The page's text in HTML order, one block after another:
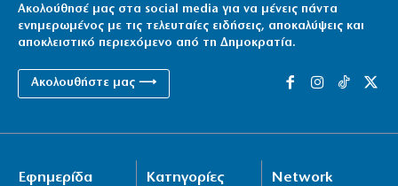
Ακολούθησέ μας στα social media για να μένεις πάντα
ενημερωμένος με τις τελευταίες ειδήσεις, αποκαλύψεις και
αποκλειστικό περιεχόμενο από τη Δημοκρατία.
Ακολουθήστε μας ⟶
Εφημερίδα
Κατηγορίες Network